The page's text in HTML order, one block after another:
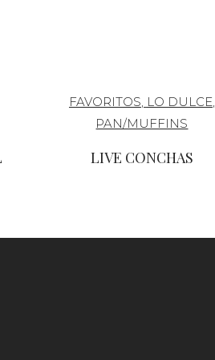
FAVORITOS, LO DULCE,
PAN/MUFFINS
LIVE CONCHAS